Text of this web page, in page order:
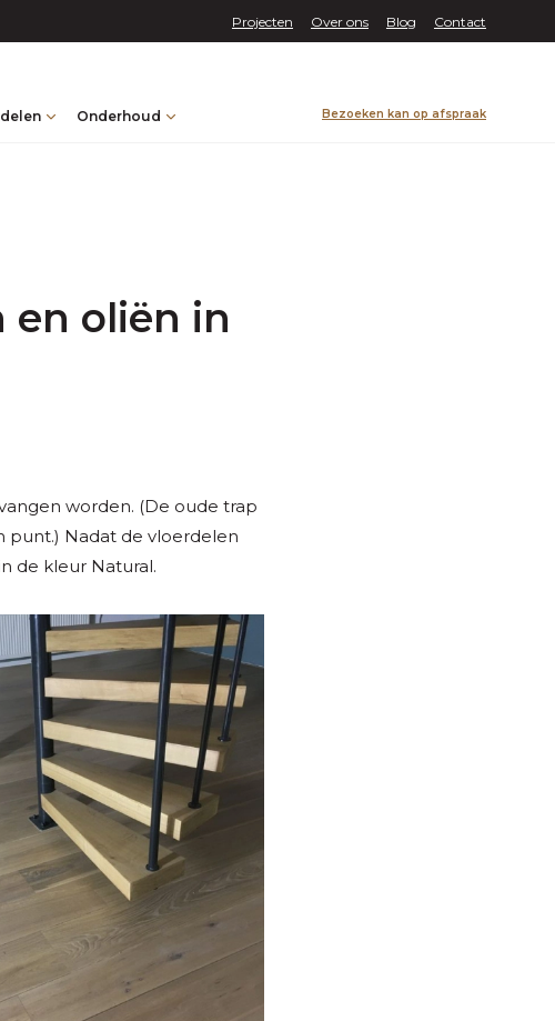
Projecten Over ons Blog Contact
Onderhoud Bezoeken kan op afspraak
en oliën in
worden. (De oude trap
punt.) Nadat de vloerdelen
de kleur Natural.